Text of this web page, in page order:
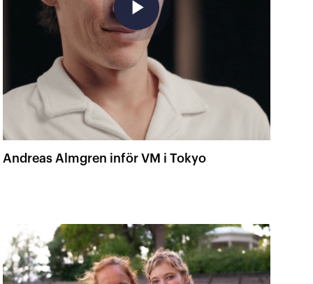
play_arrow
Andreas Almgren inför VM i Tokyo